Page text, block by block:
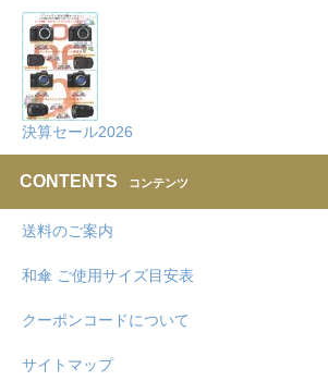
決算セール2026
CONTENTS コンテンツ
送料のご案内
和傘 ご使用サイズ目安表
クーポンコードについて
サイトマップ